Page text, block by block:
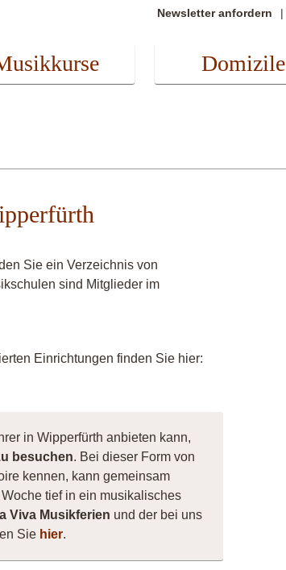
Newsletter anfordern
Domizile
Sie ein Verzeichnis von
sind Mitglieder im
Einrichtungen finden Sie hier:
in Wipperfürth anbieten kann,
besuchen. Bei dieser Form von
kennen, kann gemeinsam
tief in ein musikalisches
Viva Musikferien und der bei uns
Sie hier.